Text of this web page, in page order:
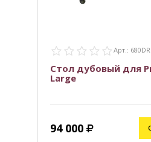
Арт.: 680DR
Стол дубовый для
Large
94 000